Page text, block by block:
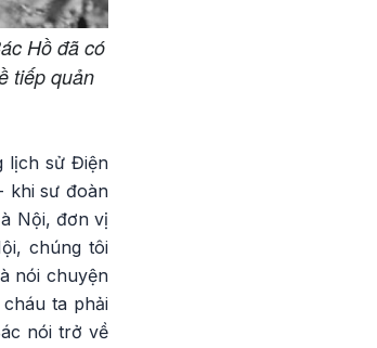
Hồ đã có
tiếp quản
lịch sử Điện
khi sư đoàn
Nội, đơn vị
chúng tôi
nói chuyện
ta phải
nói trở về